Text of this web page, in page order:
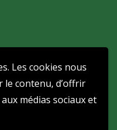
Les cookies nous
contenu, d’offrir
médias sociaux et
des données